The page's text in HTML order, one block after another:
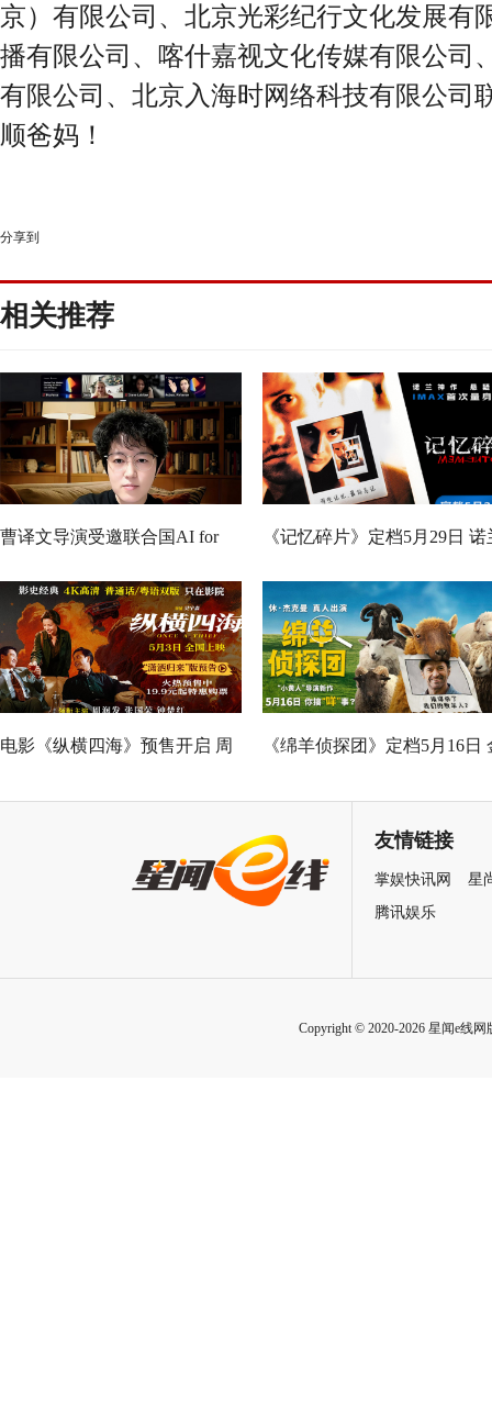
京）有限公司、北京光彩纪行文化发展有
播有限公司、喀什嘉视文化传媒有限公司
有限公司、北京入海时网络科技有限公司
顺爸妈！
分享到
相关推荐
曹译文导演受邀联合国AI for
Good全球峰会 以AI影像传递向
善力量
《记忆碎片》定档5月29日 诺
神作IMAX首次量身定制
电影《纵横四海》预售开启 周 《绵羊侦探团》定档5月16日
友情链接
掌娱快讯网
星
腾讯娱乐
Copyright © 2020-2026 星闻e线